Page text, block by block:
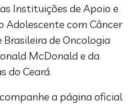
Instituições de Apoio e
Adolescente com Câncer
Brasileira de Oncologia
McDonald e da
do Ceará.
a página oficial